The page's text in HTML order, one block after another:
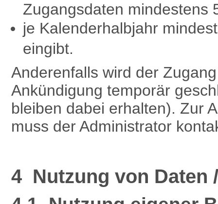
Zugangsdaten mindestens
je Kalenderhalbjahr
eingibt.
Anderenfalls wird der
Ankündigung temporär
bleiben dabei erhalten). Zur
muss der Administrator
4 Nutzung von Daten